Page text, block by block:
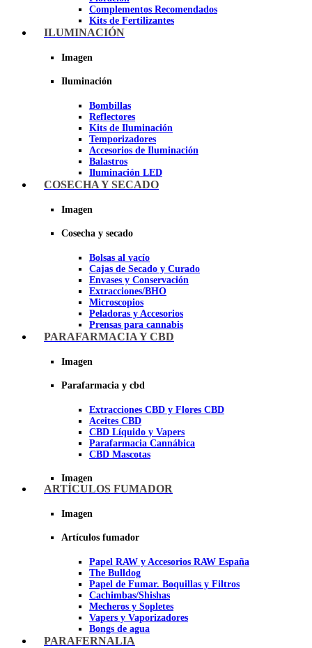
Complementos Recomendados
Kits de Fertilizantes
ILUMINACIÓN
Imagen
Iluminación
Bombillas
Reflectores
Kits de Iluminación
Temporizadores
Accesorios de Iluminación
Balastros
Iluminación LED
Iluminación LEC
COSECHA Y SECADO
Imagen
Cosecha y secado
Bolsas al vacío
Cajas de Secado y Curado
Envases y Conservación
Extracciones/BHO
Microscopios
Peladoras y Accesorios
Prensas para cannabis
Secadores de cogollos
PARAFARMACIA Y CBD
Imagen
Parafarmacia y cbd
Extracciones CBD y Flores CBD
Aceites CBD
CBD Líquido y Vapers
Parafarmacia Cannábica
CBD Mascotas
Imagen
ARTÍCULOS FUMADOR
Imagen
Artículos fumador
Papel RAW y Accesorios RAW España
The Bulldog
Papel de Fumar. Boquillas y Filtros
Cachimbas/Shishas
Mecheros y Sopletes
Vapers y Vaporizadores
Bongs de agua
Bandejas para liar
PARAFERNALIA